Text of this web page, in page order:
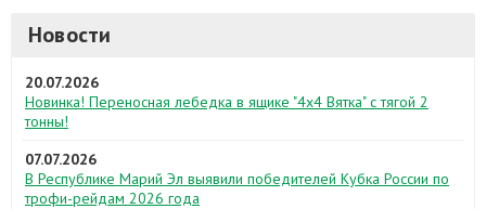
Новости
20.07.2026
Новинка! Переносная лебедка в ящике "4х4 Вятка" с тягой 2
тонны!
07.07.2026
В Республике Марий Эл выявили победителей Кубка России по
трофи-рейдам 2026 года